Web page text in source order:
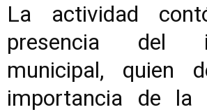
La actividad
presencia del
municipal, quien
importancia de la